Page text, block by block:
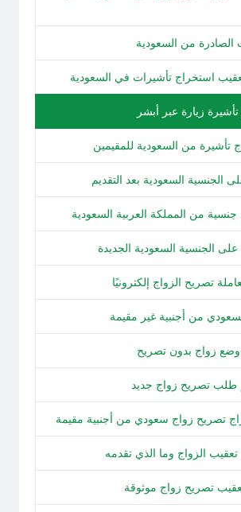
الصادرة من السعودية
استخراج تأشيرات في السعودية
زيارة عبر أبشر
تأشيرة من السعودية للمقيمين
الجنسية السعودية بعد التقديم
من المملكة العربية السعودية
الجنسية السعودية الجديدة
تصريح الزواج إلكترونيًا
من أجنبية غير مقيمة
زواج بدون تصريح
طلب تصريح زواج جديد
تصريح زواج سعودي من أجنبية مقيمة
الزواج وما الذي تقدمه
تصريح زواج موثوقة